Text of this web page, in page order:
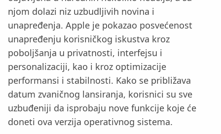
njom dolazi niz uzbudljivih novina i
unapređenja. Apple je pokazao posvećenost
unapređenju korisničkog iskustva kroz
poboljšanja u privatnosti, interfejsu i
personalizaciji, kao i kroz optimizacije
performansi i stabilnosti. Kako se približava
datum zvaničnog lansiranja, korisnici su sve
uzbuđeniji da isprobaju nove funkcije koje će
doneti ova verzija operativnog sistema.